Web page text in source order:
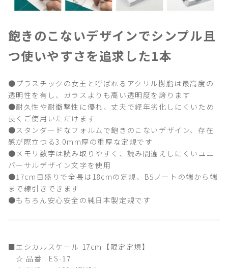
飽きのこないデザインでシンプル且
つ使いやすさを追求した1本
●プラスチックの女王と呼ばれるアクリル樹脂は最高度の
透明性を有し、ガラスよりも高い透明度を誇ります
●耐久性や耐衝撃性に優れ、丈夫で経年劣化しにくいため
長くご使用いただけます
●スタンダードなフォルムで飽きのこないデザイン、存在
感が際立つる3.0mm厚の重厚な定規です
●メモリ数字は読み取りやすく、読み間違えしにくいユニ
バーサルデザイン文字を使用
●17cm目盛りで全長は18cmの定規、B5ノートの端から端
まで線引きできます
●もちろん安心安全の純日本製定規です
■エシカルスケール 17cm【限定定規】
☆ 品番 : ES-17